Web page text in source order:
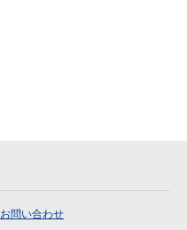
お問い合わせ